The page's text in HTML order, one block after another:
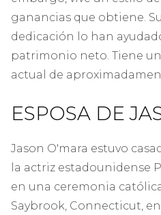
ganancias que obtiene.
dedicación lo han
patrimonio neto. Tiene
actual de
ESPOSA DE
Jason O'mara estuvo
la actriz estadounidense
en una ceremonia
Saybrook, Connecticut,